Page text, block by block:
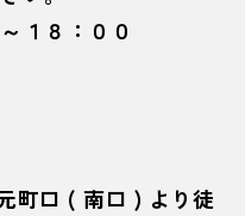
８：００
口 ( 南口 ) より徒